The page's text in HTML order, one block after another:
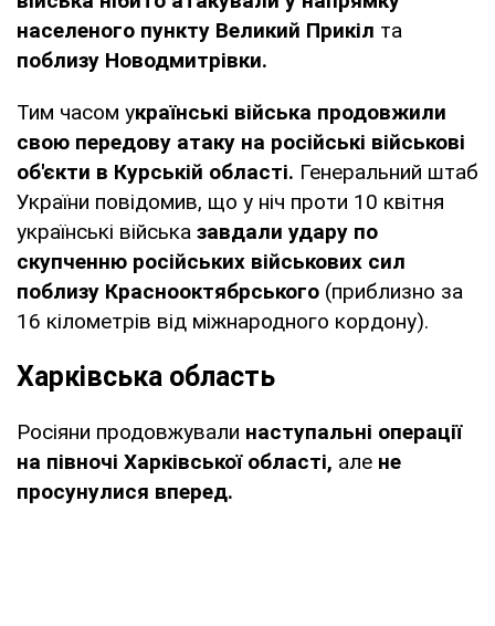
населеного пункту Великий Прикіл та
поблизу Новодмитрівки.
Тим часом українські війська продовжили
свою передову атаку на російські військові
об'єкти в Курській області. Генеральний штаб
України повідомив, що у ніч проти 10 квітня
українські війська завдали удару по
скупченню російських військових сил
поблизу Краснооктябрського (приблизно за
16 кілометрів від міжнародного кордону).
Харківська область
Росіяни продовжували наступальні операції
на півночі Харківської області, але не
просунулися вперед.